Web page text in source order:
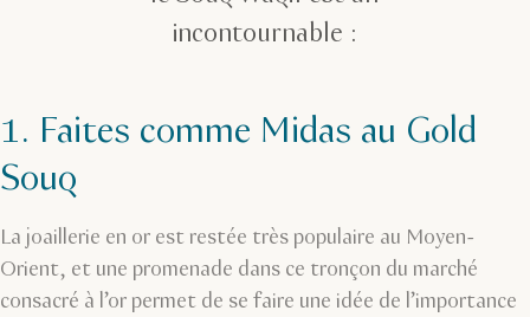
incontournable :
1. Faites comme Midas au Gold
Souq
La joaillerie en or est restée très populaire au Moyen-
Orient, et une promenade dans ce tronçon du marché
consacré à l’or permet de se faire une idée de l’importance